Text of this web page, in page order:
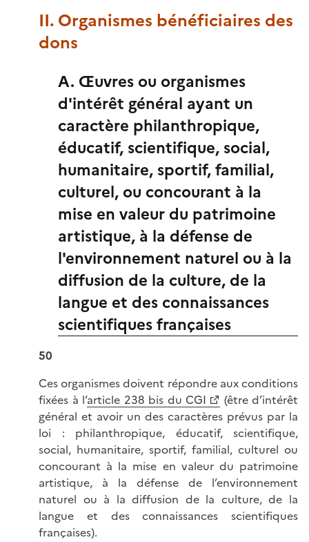
II. Organismes bénéficiaires des
dons
A. Œuvres ou organismes
d'intérêt général ayant un
caractère philanthropique,
éducatif, scientifique, social,
humanitaire, sportif, familial,
culturel, ou concourant à la
mise en valeur du patrimoine
artistique, à la défense de
l'environnement naturel ou à la
diffusion de la culture, de la
langue et des connaissances
scientifiques françaises
50
Ces organismes doivent répondre aux conditions
fixées à l’article 238 bis du CGI
(être d’intérêt
général et avoir un des caractères prévus par la
loi : philanthropique, éducatif, scientifique,
social, humanitaire, sportif, familial, culturel ou
concourant à la mise en valeur du patrimoine
artistique, à la défense de l’environnement
naturel ou à la diffusion de la culture, de la
langue et des connaissances scientifiques
françaises).